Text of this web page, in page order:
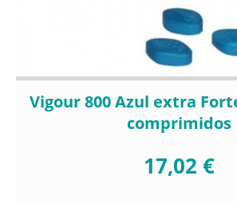
Vigour 800 Azul extra
comprimidos
17,02 €